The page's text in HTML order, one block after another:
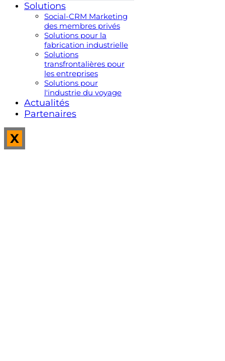
Solutions
Social-CRM Marketing
des membres privés
Solutions pour la
fabrication industrielle
Solutions
transfrontalières pour
les entreprises
Solutions pour
l'industrie du voyage
Actualités
Partenaires
X